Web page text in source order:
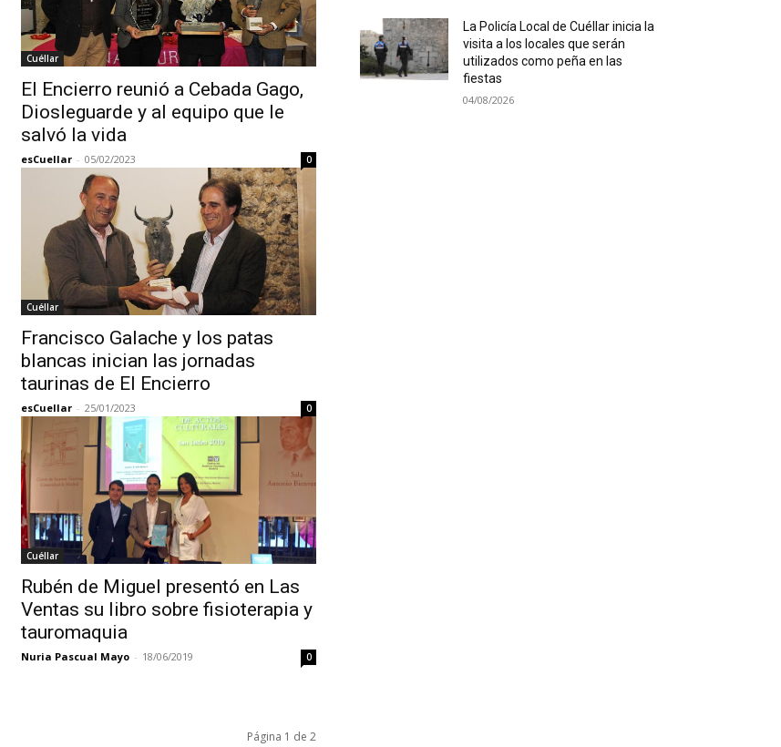
Cuéllar
El Encierro reunió a Cebada Gago,
Diosleguarde y al equipo que le
salvó la vida
esCuellar - 05/02/2023 0
Cuéllar
Francisco Galache y los patas
blancas inician las jornadas
taurinas de El Encierro
esCuellar - 25/01/2023 0
Cuéllar
Rubén de Miguel presentó en Las
Ventas su libro sobre fisioterapia y
tauromaquia
Nuria Pascual Mayo - 18/06/2019 0
Página 1 de 2
La Policía Local de Cuéllar inicia la
visita a los locales que serán
utilizados como peña en las
fiestas
04/08/2026